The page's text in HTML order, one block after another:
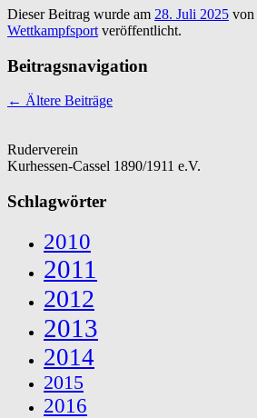
Dieser Beitrag wurde am 28. Juli 2025 von
Wettkampfsport veröffentlicht.
Beitragsnavigation
← Ältere Beiträge
Ruderverein
Kurhessen-Cassel 1890/1911 e.V.
Schlagwörter
2010
2011
2012
2013
2014
2015
2016